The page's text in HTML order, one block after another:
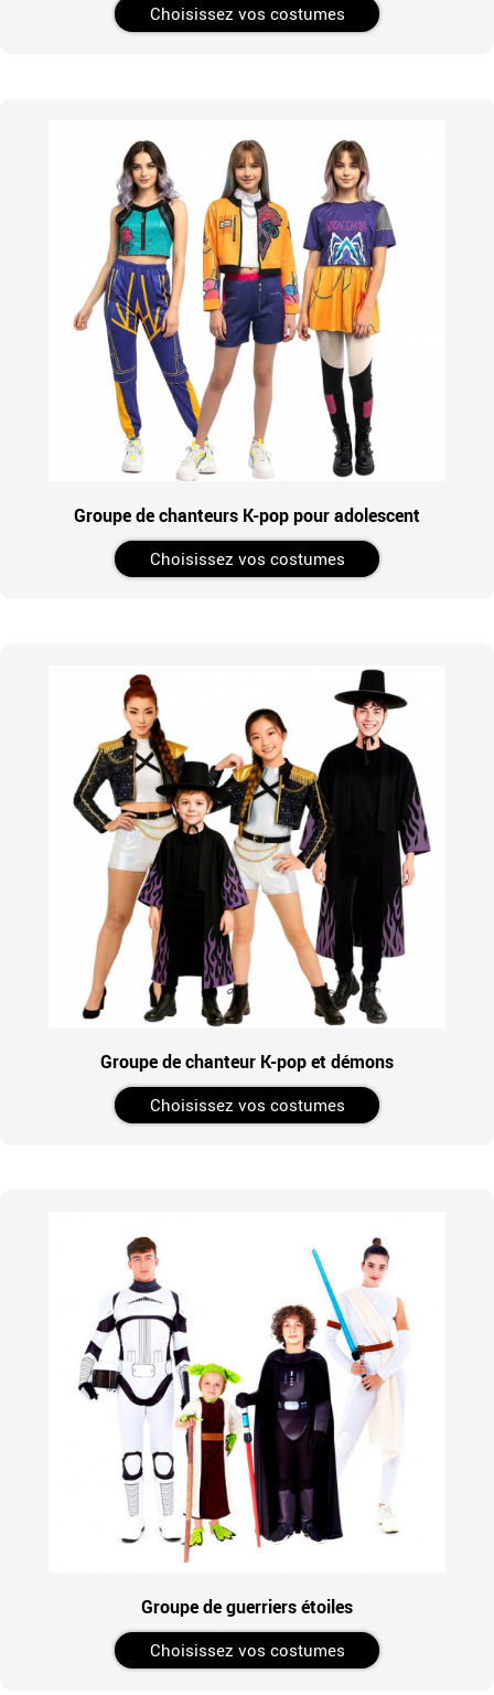
Choisissez vos costumes
Groupe de chanteurs K-pop pour adolescent
Choisissez vos costumes
Groupe de chanteur K-pop et démons
Choisissez vos costumes
Groupe de guerriers étoiles
Choisissez vos costumes